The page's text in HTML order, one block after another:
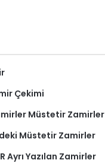
Çekimi
Müstetir Zamirler
Müstetir Zamirler
Ayrı Yazılan Zamirler